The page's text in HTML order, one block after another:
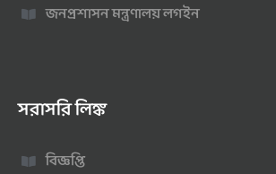
জনপ্রশাসন মন্ত্রণালয় লগইন
সরাসরি লিঙ্ক
বিজ্ঞপ্তি